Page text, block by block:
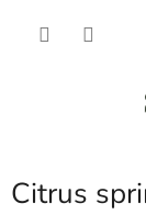
Citrus